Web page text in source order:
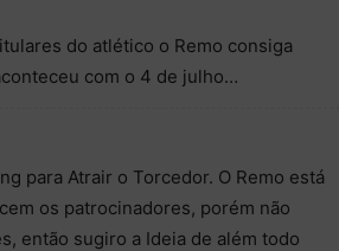
do atlético o Remo consiga
com o 4 de julho…
para Atrair o Torcedor. O Remo está
os patrocinadores, porém não
então sugiro a Ideia de além todo